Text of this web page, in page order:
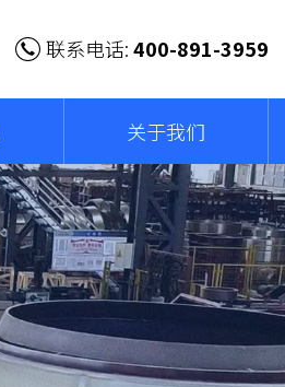
联系电话:400-891-3959
关于我们